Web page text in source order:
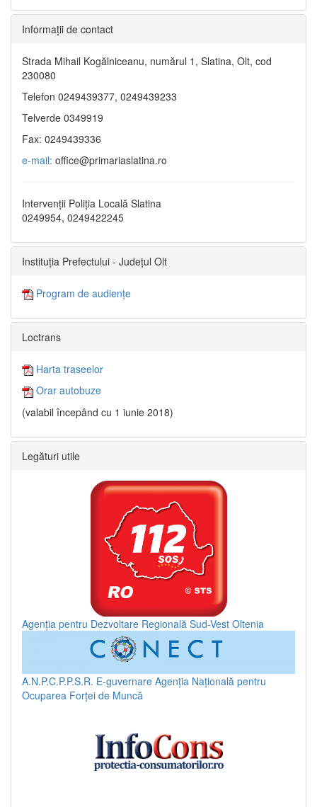
Informaţii de contact
Strada Mihail Kogălniceanu, numărul 1, Slatina, Olt, cod
230080
Telefon 0249439377, 0249439233
Telverde 0349919
Fax: 0249439336
e-mail: office@primariaslatina.ro
Intervenții Poliția Locală Slatina
0249954, 0249422245
Instituția Prefectului - Județul Olt
Program de audiențe
Loctrans
Harta traseelor
Orar autobuze
(valabil începând cu 1 iunie 2018)
Legături utile
Agenția pentru Dezvoltare Regională Sud-Vest Oltenia
A.N.P.C.P.P.S.R. E-guvernare Agenția Națională pentru
Ocuparea Forței de Muncă